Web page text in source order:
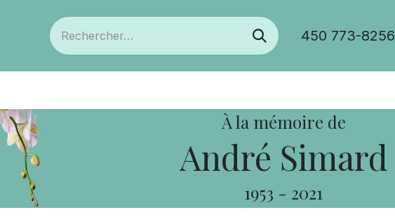
450 773-8256
À la mémoire de
André Simard
1953 - 2021